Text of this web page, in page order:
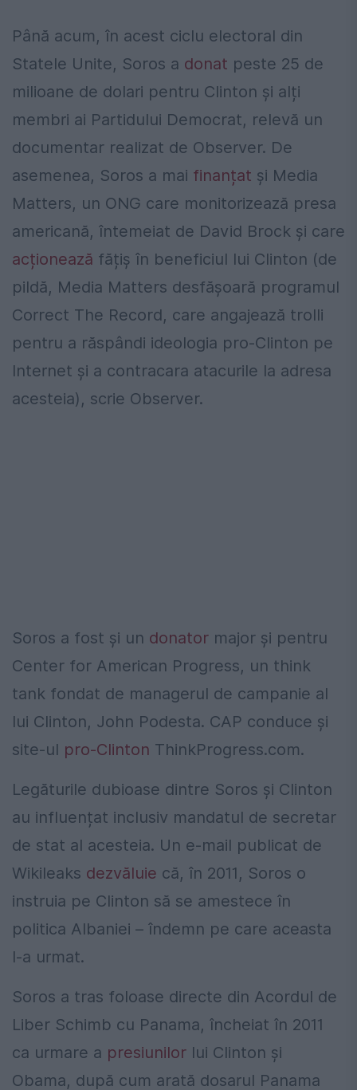
Până acum, în acest ciclu electoral din
Statele Unite, Soros a donat peste 25 de
milioane de dolari pentru Clinton și alți
membri ai Partidului Democrat, relevă un
documentar realizat de Observer. De
asemenea, Soros a mai finanțat și Media
Matters, un ONG care monitorizează presa
americană, întemeiat de David Brock și care
acționează fățiș în beneficiul lui Clinton (de
pildă, Media Matters desfășoară programul
Correct The Record, care angajează trolli
pentru a răspândi ideologia pro-Clinton pe
Internet și a contracara atacurile la adresa
acesteia), scrie Observer.
Soros a fost și un donator major și pentru
Center for American Progress, un think
tank fondat de managerul de campanie al
lui Clinton, John Podesta. CAP conduce și
site-ul pro-Clinton ThinkProgress.com.
Legăturile dubioase dintre Soros și Clinton
au influențat inclusiv mandatul de secretar
de stat al acesteia. Un e-mail publicat de
Wikileaks dezvăluie că, în 2011, Soros o
instruia pe Clinton să se amestece în
politica Albaniei – îndemn pe care aceasta
l-a urmat.
Soros a tras foloase directe din Acordul de
Liber Schimb cu Panama, încheiat în 2011
ca urmare a presiunilor lui Clinton și
Obama, după cum arată dosarul Panama